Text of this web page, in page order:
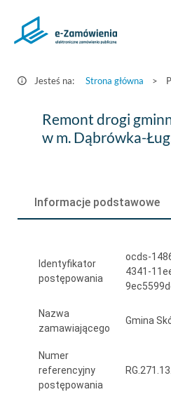
Postępowania
Zamówienia.gov.pl
Jesteś na: Strona główna >
Remont
drogi
360914W
Dąbrówka-
Ług,
gm.
Skórzec.
Remont drogi
w m. Dąbrówka-
Informacje podstawowe
Identyfikator
postępowania
ocds-
4341-
Nazwa
zamawiającego
Gmina
Numer
referencyjny
postępowania